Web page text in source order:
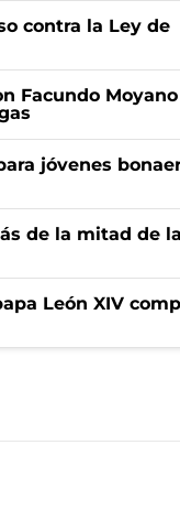
contra la Ley de
Facundo
jóvenes
de la mitad de
León XIV